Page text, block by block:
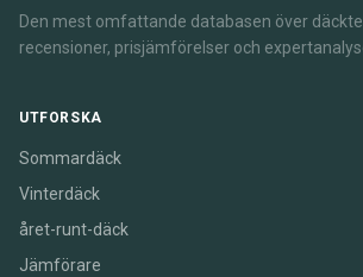
Den mest omfattande databasen över
recensioner, prisjämförelser och
UTFORSKA
Sommardäck
Vinterdäck
året-runt-däck
Jämförare